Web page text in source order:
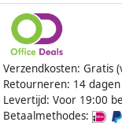
Verzendkosten: Gratis
Retourneren: 14 dagen
Levertijd: Voor 19:00
Betaalmethodes: